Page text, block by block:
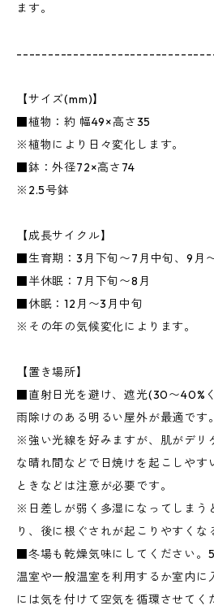
ます。
【サイズ(mm)】
■植物：約 幅49×高さ35
※植物により日々変化します。
■鉢：外径72×高さ74
※2.5号鉢
【成長サイクル】
■生育期：3月下旬〜7月中旬、9月〜
■半休眠：7月下旬〜8月
■休眠：12月〜3月中旬
※その年の気候変化によります。
【置き場所】
■直射日光を避け、遮光(30〜40%
雨除けのある明るい屋外が最適です。
※強い光線を好みますが、肌がデリ
な晴れ間などで日焼けを起こしやす
ときなどは注意が必要です。
※日差しが弱く多湿になってしまう
り、後に根ぐされが起こりやすくな
■冬場も乾燥気味にしてください
温室や一般温室を利用するか室内に
には気を付けて空気を循環させてく